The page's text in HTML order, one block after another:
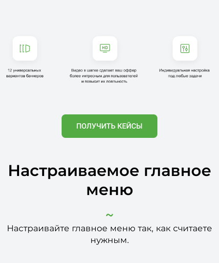
Настраиваемое главное
меню
Настраивайте главное меню так, как считаете
нужным.